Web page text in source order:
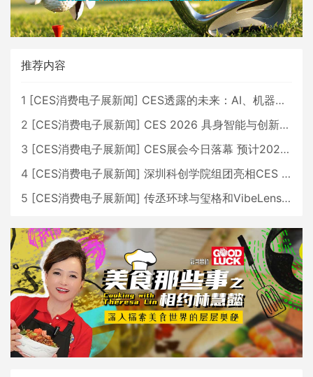
推荐内容
1 [CES消费电子展新闻] CES透露的未来：AI、机器人与智能生活大爆发
2 [CES消费电子展新闻] CES 2026 具身智能与创新领域 中国公司大放异彩
3 [CES消费电子展新闻] CES展会今日落幕 预计2026行业收入将超五千亿美元
4 [CES消费电子展新闻] 深圳科创学院组团亮相CES 广受好评
5 [CES消费电子展新闻] 传丞环球与玺格和VibeLens共同推出全新耳机